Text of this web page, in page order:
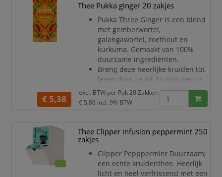
De zorgvuldig geselecteerde
theebladeren zorgen voor een rijke en
uitgebalanceerde smaak, terwijl de
bergamot zorgt voor een fri
Thee Pukka ginger 20 zakjes
Pukka Three Ginger is een blend
met gemberwortel,
galangawortel, zoethout en
kurkuma. Gemaakt van 100%
duurzame ingrediënten.
Breng deze heerlijke kruiden tot
leven door ze tot 15 minuten in
vers gekookt water te laten
trekken.
Een doosje bevat 20 individueel
biologisch afbreekbaar zijn.
€ 5,38
excl. BTW per Pak 20 Zakken
€ 5,86 incl. 9% BTW
Thee Clipper infusion peppermint 250
zakjes
Clipper Pepppermint Duurzaam;
een echte kruidenthee. Heerlijk
licht en heel verfrissend met een